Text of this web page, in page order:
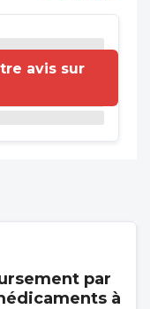
avis sur
par
à